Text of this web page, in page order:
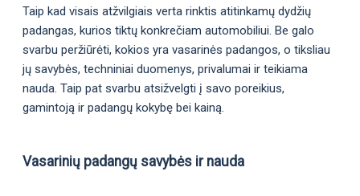
Taip kad visais atžvilgiais verta rinktis atitinkamų dydžių
padangas, kurios tiktų konkrečiam automobiliui. Be galo
svarbu peržiūrėti, kokios yra vasarinės padangos, o tiksliau
jų savybės, techniniai duomenys, privalumai ir teikiama
nauda. Taip pat svarbu atsižvelgti į savo poreikius,
gamintoją ir padangų kokybę bei kainą.
Vasarinių padangų savybės ir nauda